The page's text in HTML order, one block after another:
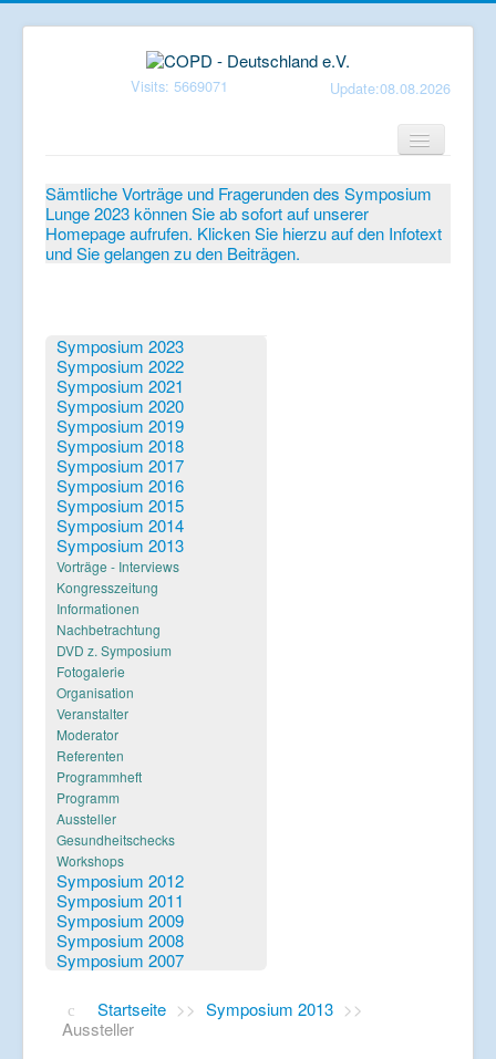
Visits: 5669071 Update:08.08.2026
Verein
Patientenbroschüren
Mediathek
Aktuelles
Veranstaltungen
Informationen
Verlinkungen
Sämtliche Vorträge und Fragerunden des Symposium
Lunge 2023 können Sie ab sofort auf unserer
Homepage aufrufen. Klicken Sie hierzu auf den Infotext
und Sie gelangen zu den Beiträgen.
Symposium 2023
Symposium 2022
Symposium 2021
Symposium 2020
Symposium 2019
Symposium 2018
Symposium 2017
Symposium 2016
Symposium 2015
Symposium 2014
Symposium 2013
Vorträge - Interviews
Kongresszeitung
Informationen
Nachbetrachtung
DVD z. Symposium
Fotogalerie
Organisation
Veranstalter
Moderator
Referenten
Programmheft
Programm
Aussteller
Gesundheitschecks
Workshops
Symposium 2012
Symposium 2011
Symposium 2009
Symposium 2008
Symposium 2007
Startseite >> Symposium 2013 >>
Aussteller